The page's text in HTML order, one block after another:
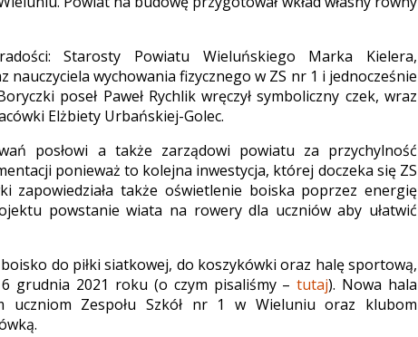
Starosty Powiatu Wieluńskiego Marka Kielera,
wychowania fizycznego w ZS nr 1 i jednocześnie
poseł Paweł Rychlik wręczył symboliczny czek, wraz
Elżbiety Urbańskiej-Golec.
posłowi a także zarządowi powiatu za przychylność
ponieważ to kolejna inwestycja, której doczeka się ZS
zapowiedziała także oświetlenie boiska poprzez energię
powstanie wiata na rowery dla uczniów aby ułatwić
do piłki siatkowej, do koszykówki oraz halę sportową,
grudnia 2021 roku (o czym pisaliśmy –tutaj). Nowa hala
uczniom Zespołu Szkół nr 1 w Wieluniu oraz klubom